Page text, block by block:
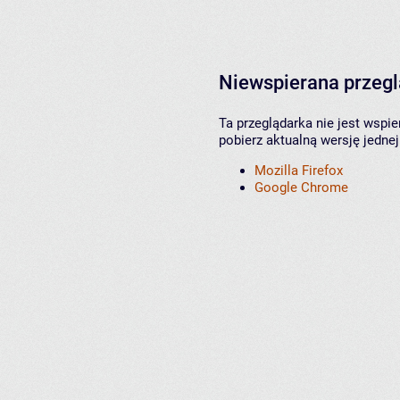
Niewspierana
Ta przeglądarka nie jest
pobierz aktualną wersję
Mozilla Firefox
Google Chrome